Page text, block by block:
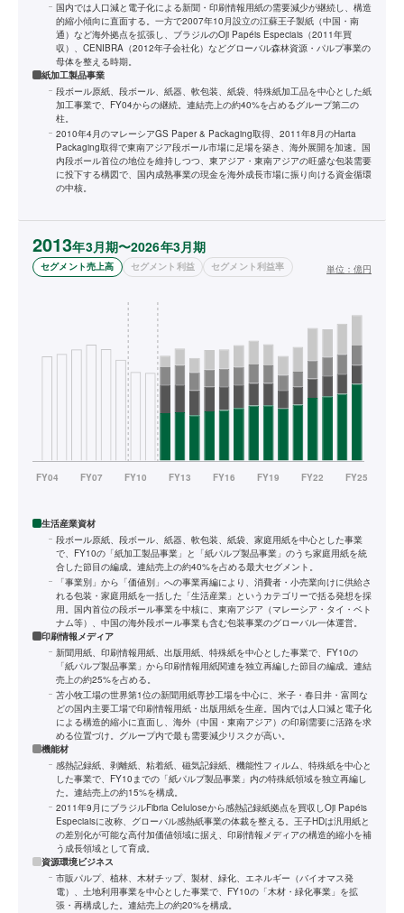
国内では人口減と電子化による新聞・印刷情報用紙の需要減少が継続し、構造
的縮小傾向に直面する。一方で2007年10月設立の江蘇王子製紙（中国・南
通）など海外拠点を拡張し、ブラジルのOji Papéis Especiais（2011年買
収）、CENIBRA（2012年子会社化）などグローバル森林資源・パルプ事業の
母体を整える時期。
紙加工製品事業
段ボール原紙、段ボール、紙器、軟包装、紙袋、特殊紙加工品を中心とした紙
加工事業で、FY04からの継続。連結売上の約40%を占めるグループ第二の
柱。
2010年4月のマレーシアGS Paper & Packaging取得、2011年8月のHarta
Packaging取得で東南アジア段ボール市場に足場を築き、海外展開を加速。国
内段ボール首位の地位を維持しつつ、東アジア・東南アジアの旺盛な包装需要
に投下する構図で、国内成熟事業の現金を海外成長市場に振り向ける資金循環
の中核。
2013年3月期〜2026年3月期
セグメント売上高 セグメント利益 セグメント利益率 単位： 億円
生活産業資材
段ボール原紙、段ボール、紙器、軟包装、紙袋、家庭用紙を中心とした事業
で、FY10の「紙加工製品事業」と「紙パルプ製品事業」のうち家庭用紙を統
合した節目の編成。連結売上の約40%を占める最大セグメント。
「事業別」から「価値別」への事業再編により、消費者・小売業向けに供給さ
れる包装・家庭用紙を一括した「生活産業」というカテゴリーで括る発想を採
用。国内首位の段ボール事業を中核に、東南アジア（マレーシア・タイ・ベト
ナム等）、中国の海外段ボール事業も含む包装事業のグローバル一体運営。
印刷情報メディア
新聞用紙、印刷情報用紙、出版用紙、特殊紙を中心とした事業で、FY10の
「紙パルプ製品事業」から印刷情報用紙関連を独立再編した節目の編成。連結
売上の約25%を占める。
苫小牧工場の世界第1位の新聞用紙専抄工場を中心に、米子・春日井・富岡な
どの国内主要工場で印刷情報用紙・出版用紙を生産。国内では人口減と電子化
による構造的縮小に直面し、海外（中国・東南アジア）の印刷需要に活路を求
める位置づけ。グループ内で最も需要減少リスクが高い。
機能材
感熱記録紙、剥離紙、粘着紙、磁気記録紙、機能性フィルム、特殊紙を中心と
した事業で、FY10までの「紙パルプ製品事業」内の特殊紙領域を独立再編し
た。連結売上の約15%を構成。
2011年9月にブラジルFibria Celuloseから感熱記録紙拠点を買収しOji Papéis
Especiaisに改称、グローバル感熱紙事業の体裁を整える。王子HDは汎用紙と
の差別化が可能な高付加価値領域に据え、印刷情報メディアの構造的縮小を補
う成長領域として育成。
資源環境ビジネス
市販パルプ、植林、木材チップ、製材、緑化、エネルギー（バイオマス発
電）、土地利用事業を中心とした事業で、FY10の「木材・緑化事業」を拡
張・再構成した。連結売上の約20%を構成。